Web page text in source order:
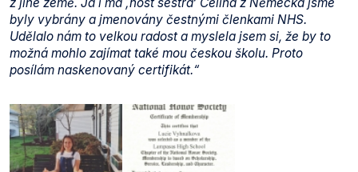
byly vybrány a jmenovány čestnými členkami NHS.
Udělalo nám to velkou radost a myslela jsem si, že by to
možná mohlo zajímat také mou českou školu. Proto
posílám naskenovaný certifikát.“